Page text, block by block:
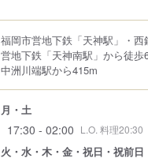
福岡市営地下鉄「天神駅」・
営地下鉄「天神南駅」から徒
中洲川端駅から415m
月・土
17:30 - 02:00 L.O. 料理20:30
火・水・木・金・祝日・祝前日